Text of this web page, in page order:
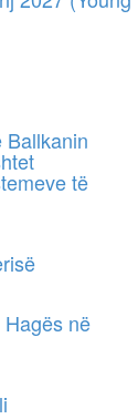
Ballkanin
të
në